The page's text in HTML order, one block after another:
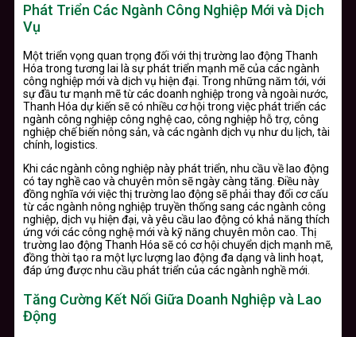
Phát Triển Các Ngành Công Nghiệp Mới và Dịch
Vụ
Một triển vọng quan trọng đối với thị trường lao động Thanh
Hóa trong tương lai là sự phát triển mạnh mẽ của các ngành
công nghiệp mới và dịch vụ hiện đại. Trong những năm tới, với
sự đầu tư mạnh mẽ từ các doanh nghiệp trong và ngoài nước,
Thanh Hóa dự kiến sẽ có nhiều cơ hội trong việc phát triển các
ngành công nghiệp công nghệ cao, công nghiệp hỗ trợ, công
nghiệp chế biến nông sản, và các ngành dịch vụ như du lịch, tài
chính, logistics.
Khi các ngành công nghiệp này phát triển, nhu cầu về lao động
có tay nghề cao và chuyên môn sẽ ngày càng tăng. Điều này
đồng nghĩa với việc thị trường lao động sẽ phải thay đổi cơ cấu
từ các ngành nông nghiệp truyền thống sang các ngành công
nghiệp, dịch vụ hiện đại, và yêu cầu lao động có khả năng thích
ứng với các công nghệ mới và kỹ năng chuyên môn cao. Thị
trường lao động Thanh Hóa sẽ có cơ hội chuyển dịch mạnh mẽ,
đồng thời tạo ra một lực lượng lao động đa dạng và linh hoạt,
đáp ứng được nhu cầu phát triển của các ngành nghề mới.
Tăng Cường Kết Nối Giữa Doanh Nghiệp và Lao
Động